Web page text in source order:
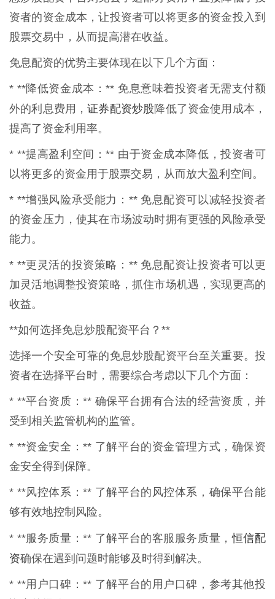
资者的资金成本，让投资者可以将更多的资金投入到
股票交易中，从而提高潜在收益。
免息配资的优势主要体现在以下几个方面：
* **降低资金成本：** 免息意味着投资者无需支付额
外的利息费用，证券配资炒股 降低了资金使用成本，
提高了资金利用率。
* **提高盈利空间：** 由于资金成本降低，投资者可
以将更多的资金用于股票交易，从而放大盈利空间。
* **增强风险承受能力：** 免息配资可以减轻投资者
的资金压力，使其在市场波动时拥有更强的风险承受
能力。
* **更灵活的投资策略：** 免息配资让投资者可以更
加灵活地调整投资策略，抓住市场机遇，实现更高的
收益。
**如何选择免息炒股配资平台？**
选择一个安全可靠的免息炒股配资平台至关重要。投
资者在选择平台时，需要综合考虑以下几个方面：
* **平台资质：** 确保平台拥有合法的经营资质，并
受到相关监管机构的监管。
* **资金安全：** 了解平台的资金管理方式，确保资
金安全得到保障。
* **风控体系：** 了解平台的风控体系，确保平台能
够有效地控制风险。
* **服务质量：** 了解平台的客服服务质量，恒信配
资确保在遇到问题时能够及时得到解决。
* **用户口碑：** 了解平台的用户口碑，参考其他投